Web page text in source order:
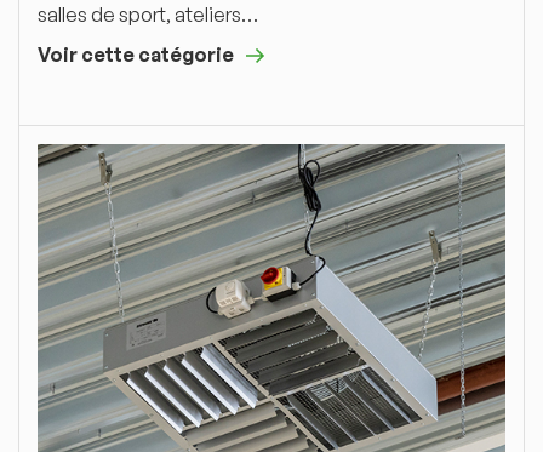
salles de sport, ateliers…
Voir cette catégorie